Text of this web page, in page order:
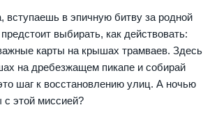
вступаешь в эпичную битву за родной
выбирать, как действовать:
карты на крышах трамваев. Здесь
на дребезжащем пикапе и собирай
шаг к восстановлению улиц. А ночью
с этой миссией?